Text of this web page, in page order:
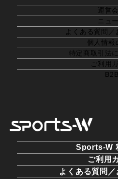
運営会
ニュ
よくある質問／
個人情報
特定商取引法
ご利用
B2B
Sports-W
ご利用
よくある質問